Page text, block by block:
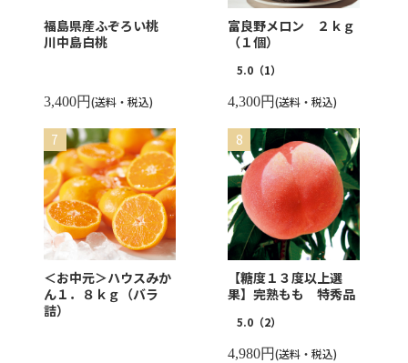
福島県産ふぞろい桃
川中島白桃
3,400円(送料・税込)
富良野メロン ２ｋｇ
（１個）
5.0 （1）
4,300円(送料・税込)
＜お中元＞ハウスみか
ん１．８ｋｇ（バラ
詰）
【糖度１３度以上選
果】完熟もも 特秀品
5.0 （2）
4,980円(送料・税込)